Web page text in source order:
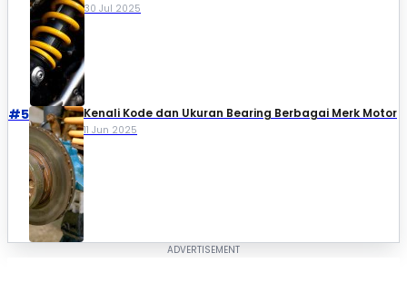
30 Jul 2025
#5 Kenali Kode dan Ukuran Bearing Berbagai Merk Motor
11 Jun 2025